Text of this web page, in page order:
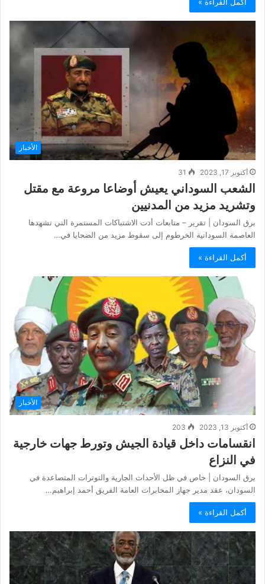
الأخبار
أكتوبر 17, 2023 31
الشعب السوداني يعيش أوضاعا مروعة مع مقتل
وتشريد مزيد من المدنيين
برق السودان | تقرير – متابعات أدت الاشتباكات المستمرة التي تشهدها
العاصمة السودانية الخرطوم إلى سقوط مزيد من الضحايا في…
أكمل القراءة »
الأخبار
أكتوبر 13, 2023 203
انقسامات داخل قيادة الجيش وتورط جهات خارجية
في النزاع
برق السودان | خاص في ظل الأحداث الجارية والتوترات المتصاعدة في
السودان، عقد مدير جهاز المخابرات العامة الفريق أحمد إبراهيم…
أكمل القراءة »